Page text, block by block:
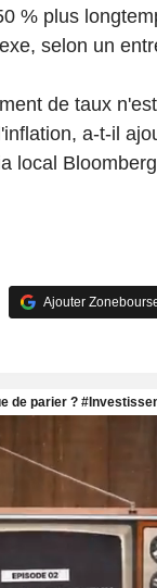
% plus
selon un
de taux
a-t-il
local
Ajouter